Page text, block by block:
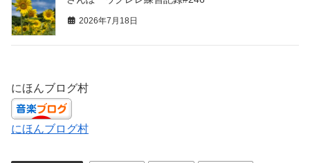
2026年7月18日
にほんブログ村
にほんブログ村